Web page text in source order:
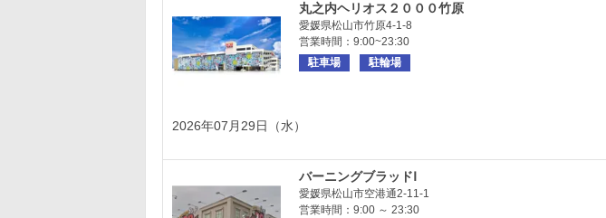
丸之内ヘリオス２０００竹原
愛媛県松山市竹原4-1-8
営業時間：9:00~23:30
駐車場
駐輪場
2026年07月29日（水）
バーニングブラッドⅠ
愛媛県松山市空港通2-11-1
営業時間：9:00 ～ 23:30